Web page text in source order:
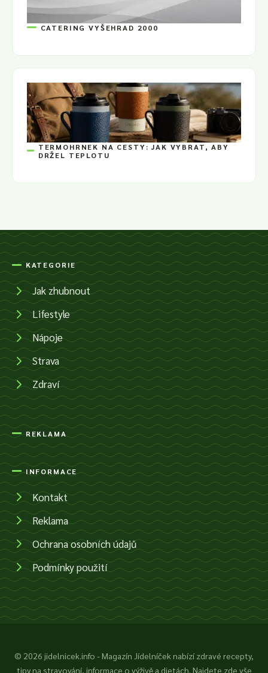
CATERING VYŠEHRAD 2000
TERMOHRNEK NA CESTY: JAK VYBRAT, ABY
DRŽEL TEPLOTU
KATEGORIE
Jak zhubnout
Lifestyle
Nápoje
Strava
Zdraví
REKLAMA
INFORMACE
Kontakt
Reklama
Ochrana osobních údajů
Podmínky použití
© 2026 jidelnicek.info - Magazín Jídelníček nabízí zdravé recepty,
tipy na stravování, informace o výživě a dietách. Najdete zde vše